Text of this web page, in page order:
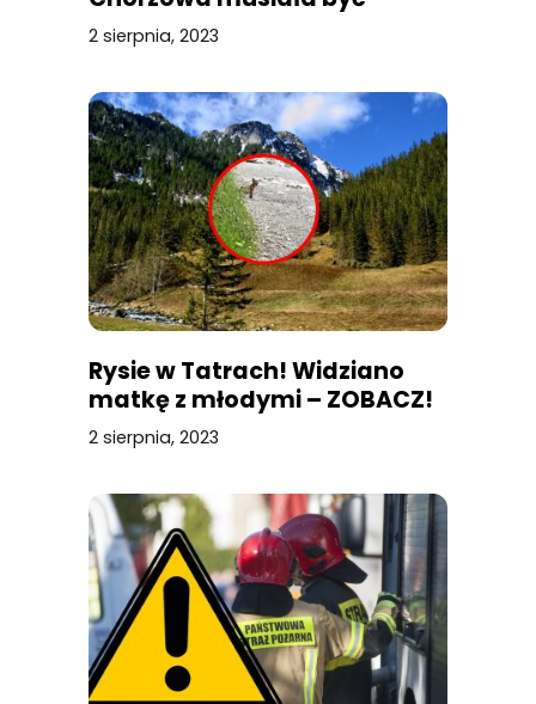
przerażona
2 sierpnia, 2023
Rysie w Tatrach! Widziano
matkę z młodymi – ZOBACZ!
2 sierpnia, 2023